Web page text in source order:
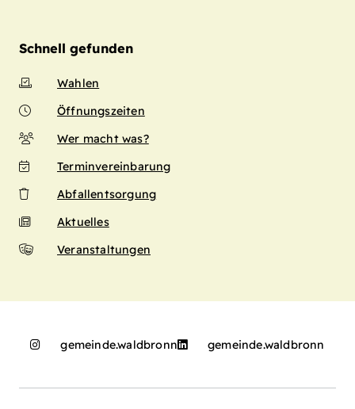
Schnell gefunden
Wahlen
Öffnungszeiten
Wer macht was?
Terminvereinbarung
Abfallentsorgung
Aktuelles
Veranstaltungen
gemeinde.waldbronn gemeinde.waldbronn